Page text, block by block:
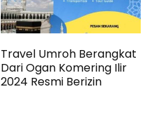
Travel Umroh Berangkat
Dari Ogan Komering Ilir
2024 Resmi Berizin